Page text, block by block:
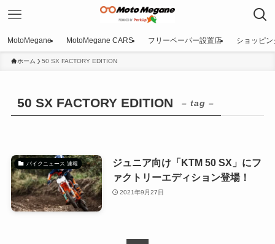
MotoMegane MotoMegane CARS フリーペーパー設置店 ショッピン
ホーム 50 SX FACTORY EDITION
50 SX FACTORY EDITION – tag –
バイクニュース 速報
ジュニア向け「KTM 50 SX」にフ
ァクトリーエディション登場！
2021年9月27日